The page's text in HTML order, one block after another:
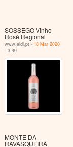
SOSSEGO Vinho
Rosé Regional
www.aldi.pt - 18 Mar 2020
- 3.49
MONTE DA
RAVASQUEIRA